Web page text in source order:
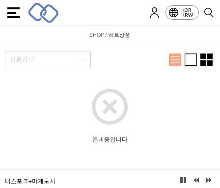
KOR
KRW
SHOP / 히트상품
상품정렬
준비중입니다
비스포크+마계도시